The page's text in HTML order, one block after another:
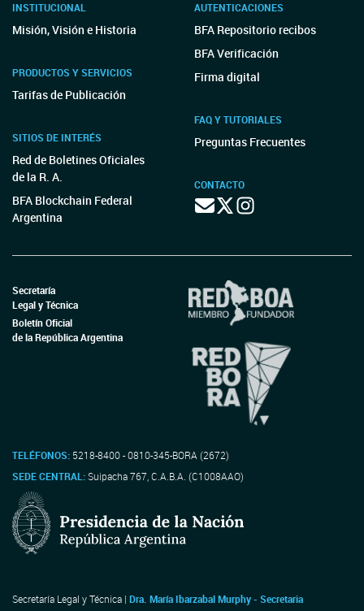
INSTITUCIONAL
Misión, Visión e Historia
PRODUCTOS Y SERVICIOS
Tarifas de Publicación
SITIOS DE INTERÉS
Red de Boletines Oficiales
de la R. A.
BFA Blockchain Federal
Argentina
AUTENTICACIONES
BFA Repositorio recibos
BFA Verificación
Firma digital
FAQ Y TUTORIALES
Preguntas Frecuentes
CONTACTO
Secretaría
Legal y Técnica
Boletín Oficial
de la República Argentina
TELÉFONOS: 5218-8400 - 0810-345-BORA (2672)
SEDE CENTRAL:Suipacha 767, C.A.B.A. (C1008AAO)
Secretaría Legal y Técnica | Dra. María Ibarzabal Murphy - Secretaria